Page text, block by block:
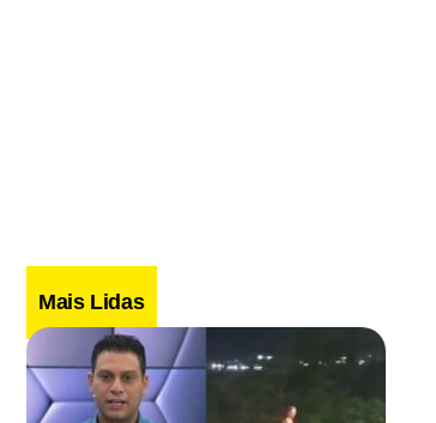
Mais Lidas